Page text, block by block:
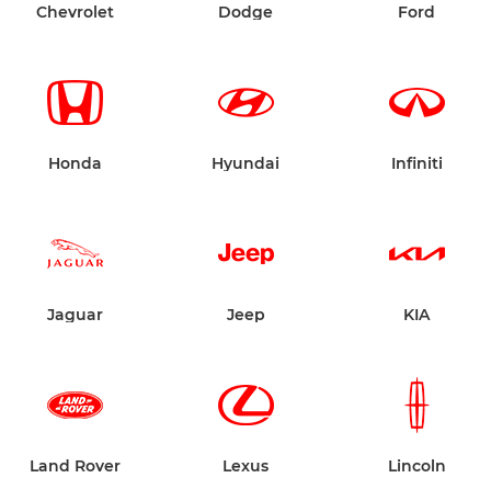
Chevrolet Dodge Ford
Honda Hyundai Infiniti
Jaguar Jeep KIA
Land Rover Lexus Lincoln